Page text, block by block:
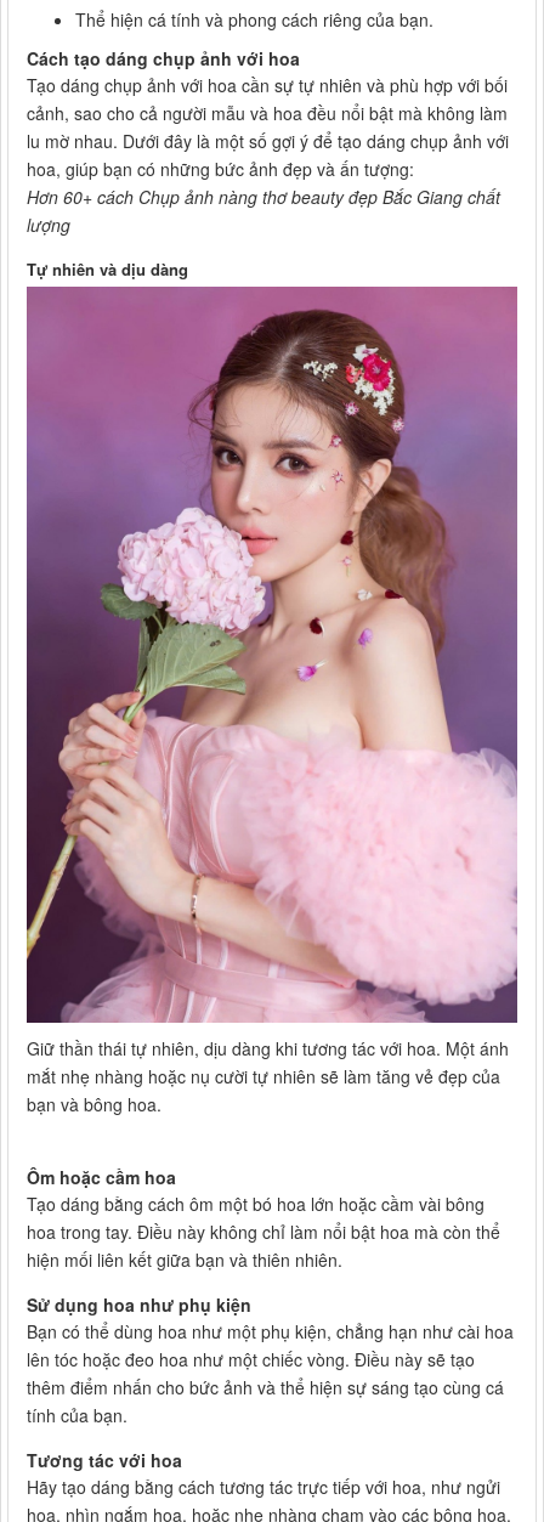
Thể hiện cá tính và phong cách riêng của bạn.
Cách tạo dáng chụp ảnh với hoa
Tạo dáng chụp ảnh với hoa cần sự tự nhiên và phù hợp với bối
cảnh, sao cho cả người mẫu và hoa đều nổi bật mà không làm
lu mờ nhau. Dưới đây là một số gợi ý để tạo dáng chụp ảnh với
hoa, giúp bạn có những bức ảnh đẹp và ấn tượng:
Hơn 60+ cách Chụp ảnh nàng thơ beauty đẹp Bắc Giang chất
lượng
Tự nhiên và dịu dàng
Giữ thần thái tự nhiên, dịu dàng khi tương tác với hoa. Một ánh
mắt nhẹ nhàng hoặc nụ cười tự nhiên sẽ làm tăng vẻ đẹp của
bạn và bông hoa.
Ôm hoặc cầm hoa
Tạo dáng bằng cách ôm một bó hoa lớn hoặc cầm vài bông
hoa trong tay. Điều này không chỉ làm nổi bật hoa mà còn thể
hiện mối liên kết giữa bạn và thiên nhiên.
Sử dụng hoa như phụ kiện
Bạn có thể dùng hoa như một phụ kiện, chẳng hạn như cài hoa
lên tóc hoặc đeo hoa như một chiếc vòng. Điều này sẽ tạo
thêm điểm nhấn cho bức ảnh và thể hiện sự sáng tạo cùng cá
tính của bạn.
Tương tác với hoa
Hãy tạo dáng bằng cách tương tác trực tiếp với hoa, như ngửi
hoa, nhìn ngắm hoa, hoặc nhẹ nhàng chạm vào các bông hoa.